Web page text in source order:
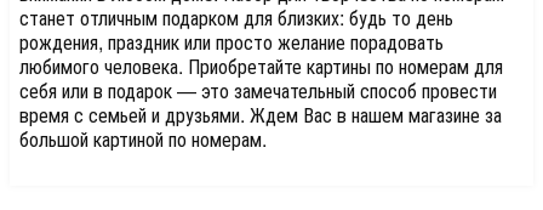
станет отличным подарком для близких: будь то день
рождения, праздник или просто желание порадовать
любимого человека. Приобретайте картины по номерам для
себя или в подарок — это замечательный способ провести
время с семьей и друзьями. Ждем Вас в нашем магазине за
большой картиной по номерам.